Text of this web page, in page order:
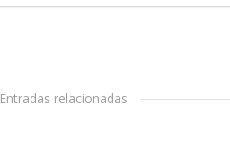
Entradas relacionadas